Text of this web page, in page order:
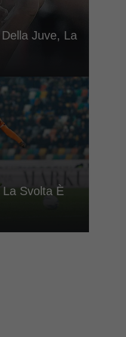
Juve, La
Svolta È